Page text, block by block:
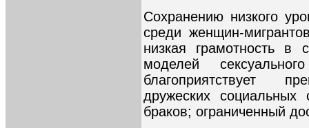
Сохранению низкого
среди женщин-
низкая грамотность в
моделей
благоприятствует
дружеских
браков; ограниченный